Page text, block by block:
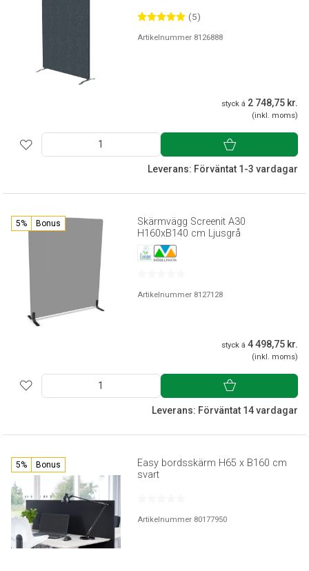
(5)
Artikelnummer 8126888
styck á 2 748,75 kr.
(inkl. moms)
Leverans: Förväntat 1-3 vardagar
5% Bonus
Skärmvägg Screenit A30
H160xB140 cm Ljusgrå
Artikelnummer 8127128
styck á 4 498,75 kr.
(inkl. moms)
Leverans: Förväntat 14 vardagar
5% Bonus
Easy bordsskärm H65 x B160 cm
svart
Artikelnummer 80177950